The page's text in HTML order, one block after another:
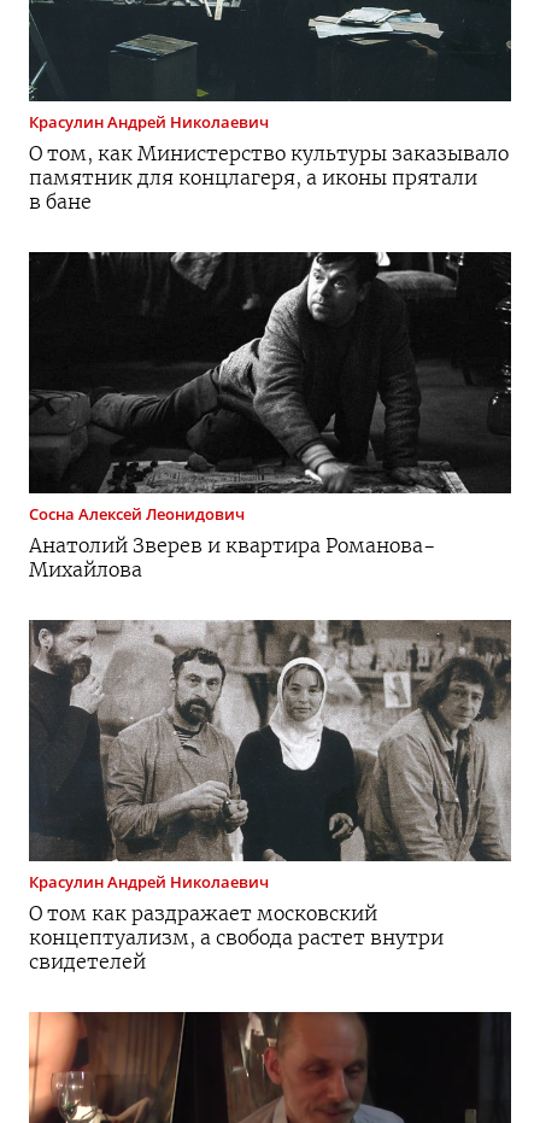
КрасулинАндрей Николаевич
О том, как Министерство культуры заказывало
памятник для концлагеря, а иконы прятали
в бане
Сосна Алексей Леонидович
Анатолий Зверев и квартира Романова-
Михайлова
КрасулинАндрей Николаевич
О том как раздражает московский
концептуализм, а свобода растет внутри
свидетелей